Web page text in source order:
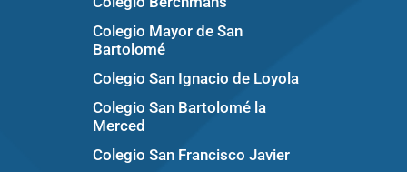
Colegio Mayor de San
Bartolomé
Colegio San Ignacio de Loyola
Colegio San Bartolomé la
Merced
Colegio San Francisco Javier